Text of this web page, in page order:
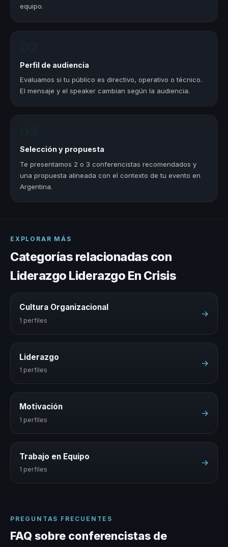
equipo.
Perfil de audiencia
Evaluamos si tu público es directivo, operativo o técnico.
El mensaje y el speaker cambian según la audiencia.
Selección y propuesta
Te presentamos 2 o 3 conferencistas recomendados y
una propuesta alineada con el contexto de tu evento en
Argentina.
EXPLORAR MÁS
Categorías relacionadas con
Liderazgo Liderazgo En Crisis
Cultura Organizacional
1 perfiles
→
Liderazgo
1 perfiles
→
Motivación
1 perfiles
→
Trabajo en Equipo
1 perfiles
→
PREGUNTAS FRECUENTES
FAQ sobre conferencistas de